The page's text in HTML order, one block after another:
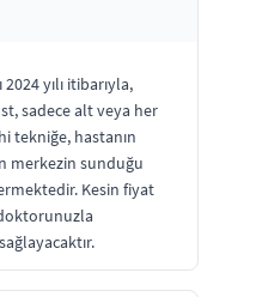
yılı itibarıyla,
sadece alt veya her
tekniğe, hastanın
merkezin sunduğu
Kesin fiyat